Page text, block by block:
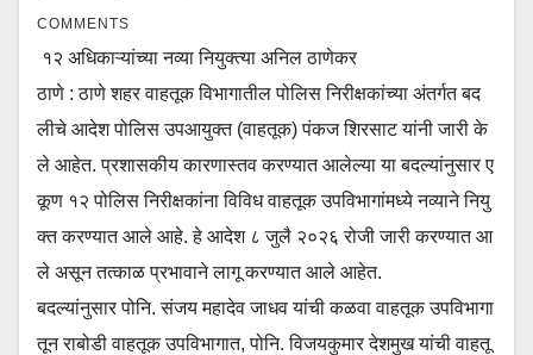
COMMENTS
१२ अधिकाऱ्यांच्या नव्या नियुक्त्या अनिल ठाणेकर
ठाणे : ठाणे शहर वाहतूक विभागातील पोलिस निरीक्षकांच्या अंतर्गत बद
लीचे आदेश पोलिस उपआयुक्त (वाहतूक) पंकज शिरसाट यांनी जारी के
ले आहेत. प्रशासकीय कारणास्तव करण्यात आलेल्या या बदल्यांनुसार ए
कूण १२ पोलिस निरीक्षकांना विविध वाहतूक उपविभागांमध्ये नव्याने नियु
क्त करण्यात आले आहे. हे आदेश ८ जुलै २०२६ रोजी जारी करण्यात आ
ले असून तत्काळ प्रभावाने लागू करण्यात आले आहेत.
बदल्यांनुसार पोनि. संजय महादेव जाधव यांची कळवा वाहतूक उपविभागा
तून राबोडी वाहतूक उपविभागात, पोनि. विजयकुमार देशमुख यांची वाहतू